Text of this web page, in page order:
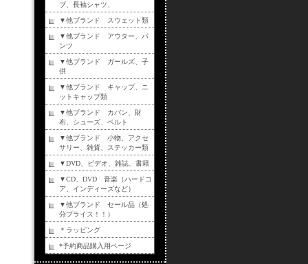
ブ、長袖シャツ、
▼他ブランド スウェット類
▼他ブランド アウター、パ
ンツ
▼他ブランド ガールズ、子
供
▼他ブランド キャップ、ニ
ットキャップ類
▼他ブランド カバン、財
布、シューズ、ベルト
▼他ブランド 小物、アクセ
サリー、雑貨、ステッカー類
▼DVD、ビデオ、雑誌、書籍
▼CD、DVD 音楽（ハードコ
ア、インディーズなど）
▼他ブランド セール品（処
分プライス！！）
＊ラッピング
*予約商品購入用ページ